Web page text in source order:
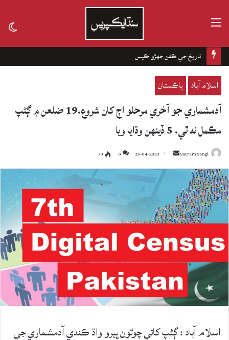
تاريخ جي ڪفن جھڙو ڪيس
اسلام آباد پاڪستان
آدمشماري جو آخري مرحلو اڄ کان شروع،19 ضلعن ۾ ڳڻپ
مڪمل نه ٿي، 5 ڏينهن وڌايا ويا
Satram Sangi
Send
an
email
25-04-2023
0
30
اسلام آباد : ڳڻپ کاتي چوٿون ڀيرو واڌ ڪندي آدمشماري جي